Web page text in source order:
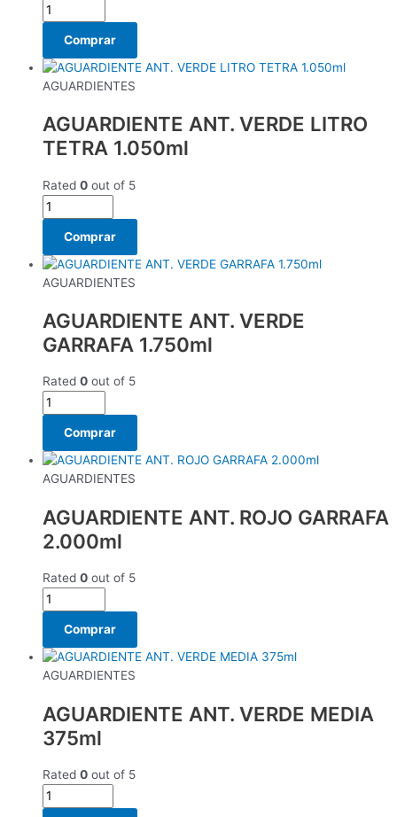
Comprar
AGUARDIENTES
AGUARDIENTE ANT. VERDE LITRO
TETRA 1.050ml
Rated 0 out of 5
Comprar
AGUARDIENTES
AGUARDIENTE ANT. VERDE
GARRAFA 1.750ml
Rated 0 out of 5
Comprar
AGUARDIENTES
AGUARDIENTE ANT. ROJO GARRAFA
2.000ml
Rated 0 out of 5
Comprar
AGUARDIENTES
AGUARDIENTE ANT. VERDE MEDIA
375ml
Rated 0 out of 5